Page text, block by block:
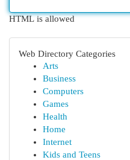
HTML is allowed
Web Directory Categories
Arts
Business
Computers
Games
Health
Home
Internet
Kids and Teens